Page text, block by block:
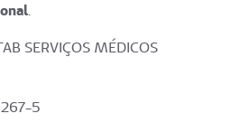
.
SERVIÇOS MÉDICOS
5